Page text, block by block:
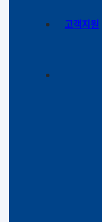
고객지원